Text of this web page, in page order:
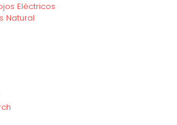
Eléctricos
Natural